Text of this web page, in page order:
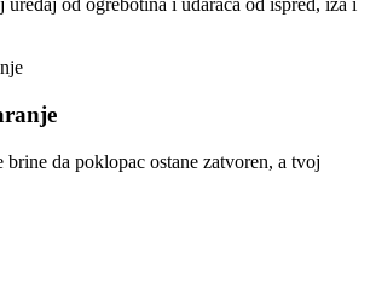
uređaj od ogrebotina i udaraca od ispred, iza i
brine da poklopac ostane zatvoren, a tvoj